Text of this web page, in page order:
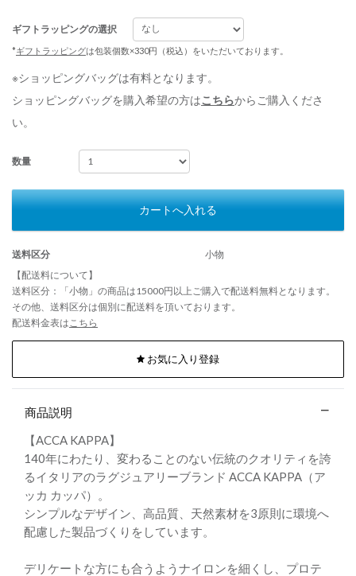
ギフトラッピングの選択
*ギフトラッピングは包装個数×330円（税込）をいただいております。
※ショッピングバッグは有料となります。
ショッピングバッグを購入希望の方はこちらからご購入くださ
い。
数量
カートへ入れる
送料区分
小物
【配送料について】
送料区分：「小物」の商品は15000円以上ご購入で配送料無料となります。
その他、送料区分は個別に配送料を頂いております。
配送料金表は こちら
お気に入り登録
商品説明
【ACCA KAPPA】
140年にわたり、変わることのない伝統のクオリティを誇
るイタリアのラグジュアリーブランド ACCA KAPPA（ア
ッカ カッパ）。
シンプルなデザイン、高品質、天然素材を3原則に環境へ
配慮した製品づくりをしています。
デリケートな方にも合うようナイロンを細くし、プロテ